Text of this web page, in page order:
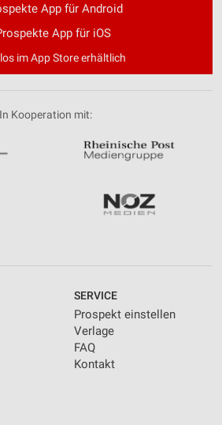
App für Android
App für iOS
im App Store erhältlich
In Kooperation mit:
SERVICE
Prospekt einstellen
Verlage
FAQ
Kontakt